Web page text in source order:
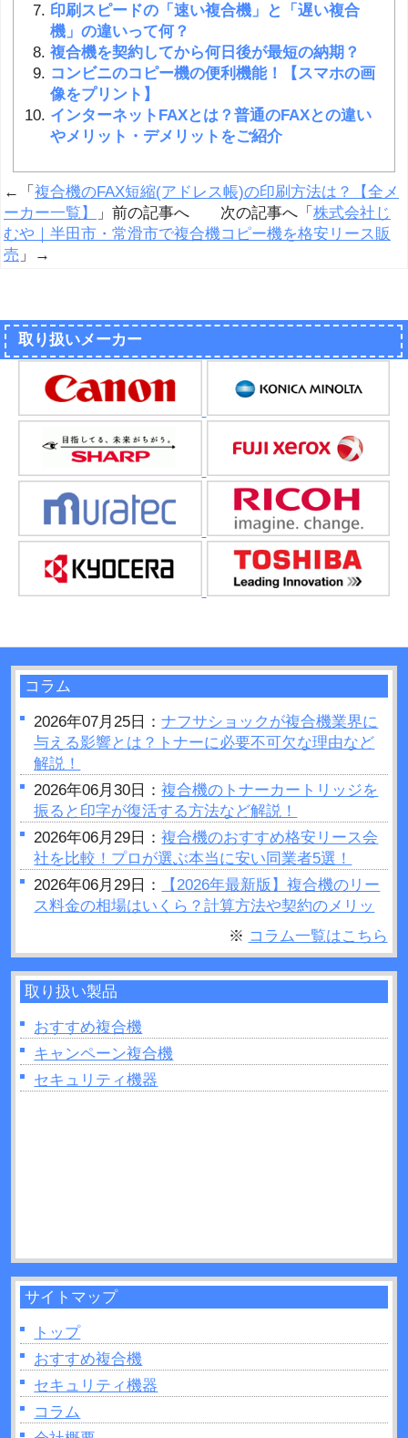
印刷スピードの「速い複合機」と「遅い複合
機」の違いって何？
複合機を契約してから何日後が最短の納期？
コンビニのコピー機の便利機能！【スマホの画
像をプリント】
インターネットFAXとは？普通のFAXとの違い
やメリット・デメリットをご紹介
←「 複合機のFAX短縮(アドレス帳)の印刷方法は？【全メ
ーカー一覧】
」前の記事へ 次の記事へ「 株式会社じ
むや｜半田市・常滑市で複合機コピー機を格安リース販
売 」→
取り扱いメーカー
コラム
2026年07月25日：ナフサショックが複合機業界に
与える影響とは？トナーに必要不可欠な理由など
解説！
2026年06月30日：複合機のトナーカートリッジを
振ると印字が復活する方法など解説！
2026年06月29日：複合機のおすすめ格安リース会
社を比較！プロが選ぶ本当に安い同業者5選！
2026年06月29日：
【2026年最新版】複合機のリー
ス料金の相場はいくら？計算方法や契約のメリッ
2026年06月28日：プリンターの設定が勝手に変わ
るのはなぜ？原因や対処法など解説！
2026年06月26日：複合機で製本はできるの？製本
を行う場合のポイントを紹介！
2026年06月26日：複合機の印刷がうまくいかない
ときは読み取り部分（ガラス面）の掃除をしてみ
よう！
※ コラム一覧はこちら
取り扱い製品
おすすめ複合機
キャンペーン複合機
セキュリティ機器
サイトマップ
トップ
おすすめ複合機
セキュリティ機器
コラム